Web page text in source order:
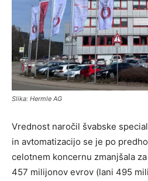
Slika: Hermle AG
Vrednost naročil švabske
in avtomatizacijo se je po
celotnem koncernu zmanjšala
457 milijonov evrov (lani 495